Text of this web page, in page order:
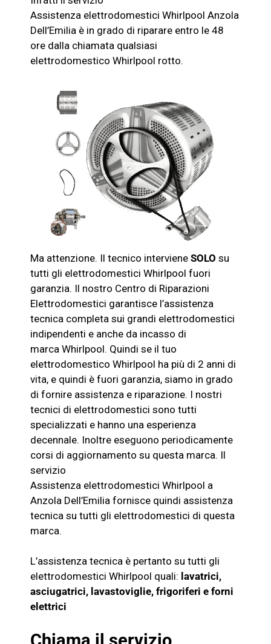
Assistenza elettrodomestici Whirlpool Anzola
Dell’Emilia è in grado di riparare entro le 48
ore dalla chiamata qualsiasi
elettrodomestico Whirlpool rotto.
Ma attenzione. Il tecnico interviene SOLO su
tutti gli elettrodomestici Whirlpool fuori
garanzia. Il nostro Centro di Riparazioni
Elettrodomestici garantisce l’assistenza
tecnica completa sui grandi elettrodomestici
indipendenti e anche da incasso di
marca Whirlpool. Quindi se il tuo
elettrodomestico Whirlpool ha più di 2 anni di
vita, e quindi è fuori garanzia, siamo in grado
di fornire assistenza e riparazione. I nostri
tecnici di elettrodomestici sono tutti
specializzati e hanno una esperienza
decennale. Inoltre eseguono periodicamente
corsi di aggiornamento su questa marca. Il
servizio
Assistenza elettrodomestici Whirlpool a
Anzola Dell’Emilia fornisce quindi assistenza
tecnica su tutti gli elettrodomestici di questa
marca.
L’assistenza tecnica è pertanto su tutti gli
elettrodomestici Whirlpool quali: lavatrici,
asciugatrici, lavastoviglie, frigoriferi e forni
elettrici